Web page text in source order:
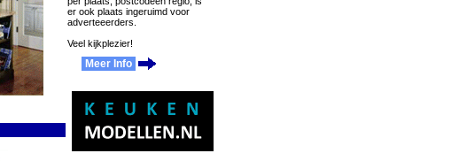
er ook plaats ingeruimd voor
adverteeerders.
Veel kijkplezier!
Meer Info